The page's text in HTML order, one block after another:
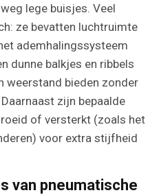
lege buisjes. Veel
ze bevatten luchtruimte
ademhalingssysteem
dunne balkjes en ribbels
weerstand bieden zonder
zijn bepaalde
of versterkt (zoals het
voor extra stijfheid
van pneumatische